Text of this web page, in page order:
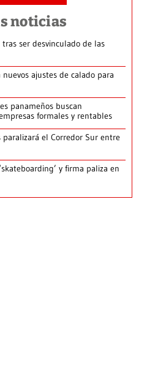
noticias
ser desvinculado de las
ajustes de calado para
panameños buscan
formales y rentables
el Corredor Sur entre
y firma paliza en